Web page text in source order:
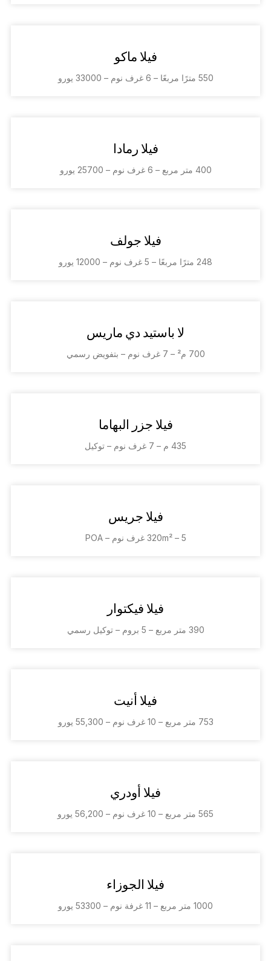
فيلا ماكو
550 مترًا مربعًا – 6 غرف نوم – 33000 يورو
فيلا رمادا
400 متر مربع – 6 غرف نوم – 25700 يورو
فيلا جولف
248 مترًا مربعًا – 5 غرف نوم – 12000 يورو
لا باستيد دي ماريس
700 م² – 7 غرف نوم – بتفويض رسمي
فيلا جزر البهاما
435 م – 7 غرف نوم – توكيل
فيلا جريس
320m² – 5 غرف نوم – POA
فيلا فيكتوار
390 متر مربع – 5 بروم – توكيل رسمي
فيلا أنيت
753 متر مربع – 10 غرف نوم – 55,300 يورو
فيلا أودري
565 متر مربع – 10 غرف نوم – 56,200 يورو
فيلا الجوزاء
1000 متر مربع – 11 غرفة نوم – 53300 يورو